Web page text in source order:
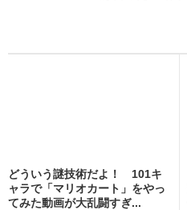
どういう謎技術だよ！ 101キ
ャラで「マリオカート」をやっ
てみた動画が大乱闘すぎ...